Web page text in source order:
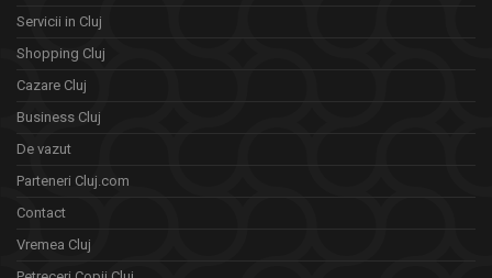
Servicii in Cluj
Shopping Cluj
Cazare Cluj
Business Cluj
De vazut
Parteneri Cluj.com
Contact
Vremea Cluj